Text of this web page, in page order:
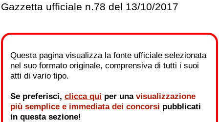
Gazzetta ufficiale n.78 del 13/10/2017
Questa pagina visualizza la fonte ufficiale selezionata
nel suo formato originale, comprensiva di tutti i suoi
atti di vario tipo.
Se preferisci, clicca qui per una visualizzazione
più semplice e immediata dei concorsi pubblicati
in questa sezione!